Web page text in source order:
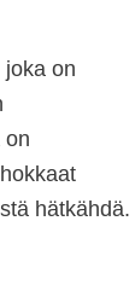
on
on
hätkähdä.